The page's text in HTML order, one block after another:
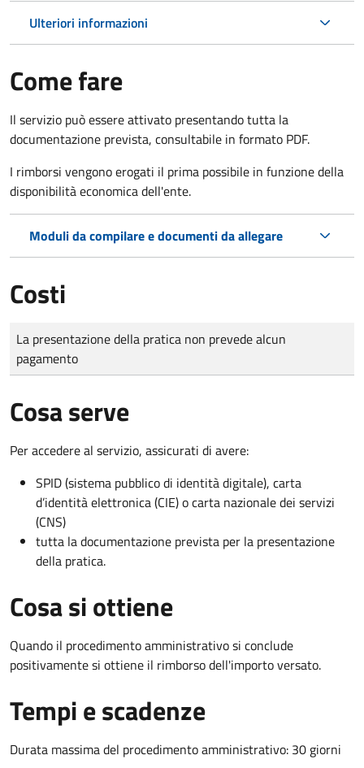
Ulteriori informazioni
Come fare
Il servizio può essere attivato presentando tutta la
documentazione prevista, consultabile in formato PDF.
I rimborsi vengono erogati il prima possibile in funzione della
disponibilità economica dell'ente.
Moduli da compilare e documenti da allegare
Costi
Tipo di pagamento
Importo
La presentazione della pratica non prevede alcun
pagamento
Cosa serve
Per accedere al servizio, assicurati di avere:
SPID (sistema pubblico di identità digitale), carta
d’identità elettronica (CIE) o carta nazionale dei servizi
(CNS)
tutta la documentazione prevista per la presentazione
della pratica.
Cosa si ottiene
Quando il procedimento amministrativo si conclude
positivamente si ottiene il rimborso dell'importo versato.
Tempi e scadenze
Durata massima del procedimento amministrativo: 30 giorni